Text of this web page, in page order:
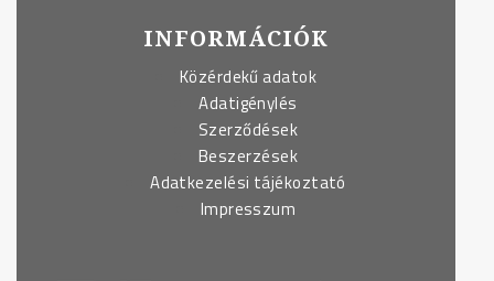
INFORMÁCIÓK
Közérdekű adatok
Adatigénylés
Szerződések
Beszerzések
Adatkezelési tájékoztató
Impresszum